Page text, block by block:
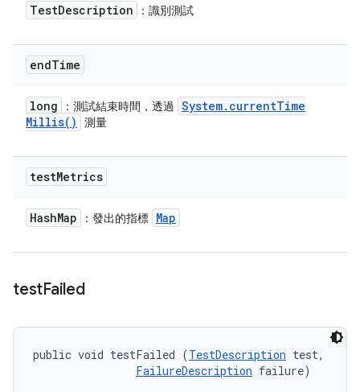
TestDescription ：識別測試
endTime
long ：測試結束時間，透過 System. currentTime
Millis( ) 測量
testMetrics
HashMap ：發出的指標 Map
testFailed
public void testFailed (TestDescription test,
FailureDescription failure)